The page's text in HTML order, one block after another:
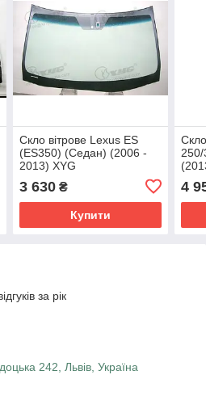
Скло вітрове Lexus ES
(ES350) (Седан) (2006 -
2013) XYG
3 630₴
Купити
4
за рік
242, Львів, Україна